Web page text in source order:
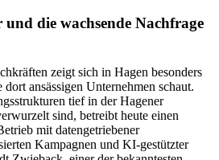
die wachsende Nachfrage
zeigt sich in Hagen besonders
ansässigen Unternehmen schaut.
tief in der Hagener
sind, betreibt heute einen
mit datengetriebener
Kampagnen und KI-gestützter